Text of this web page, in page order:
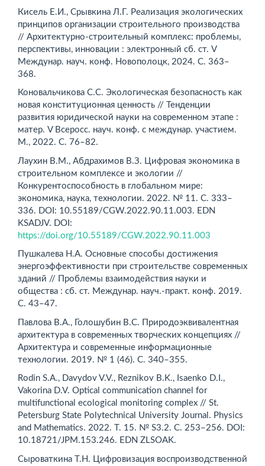
Кисель Е.И., Срывкина Л.Г. Реализация экологических
принципов организации строительного производства
// Архитектурно-строительный комплекс: проблемы,
перспективы, инновации : электронный сб. ст. V
Междунар. науч. конф. Новополоцк, 2024. С. 363–
368.
Коновальчикова С.С. Экологическая безопасность как
новая конституционная ценность // Тенденции
развития юридической науки на современном этапе :
матер. V Всеросс. науч. конф. с ­междунар. участием.
М., 2022. С. 76–82.
Лаухин В.М., Абдрахимов В.З. Цифровая экономика в
строительном комплексе и экологии //
Конкурентоспособность в глобальном мире:
экономика, наука, технологии. 2022. № 11. С. 333–
336. DOI: 10.55189/CGW.2022.90.11.003. EDN
KSADJV. DOI:
https://doi.org/10.55189/CGW.2022.90.11.003
Пушкалева Н.А. Основные способы достижения
энерго­эффективности при строительстве современных
зданий // Проблемы взаимодействия науки и
общества : сб. ст. Междунар. науч.-практ. конф. 2019.
С. 43–47.
Павлова В.А., Голошубин В.С. Природоэквивалентная
архитектура в современных творческих концепциях //
Архитектура и современные информационные
технологии. 2019. № 1 (46). С. 340–355.
Rodin S.A., Davydov V.V., Reznikov B.K., Isaenko D.I.,
Vako­rina D.V. Optical communication channel for
multifunctional ecological monitoring complex // St.
Petersburg State Polytechnical University Journal. Physics
and Mathematics. 2022. Т. 15. № S3.2. С. 253–256. DOI:
10.18721/JPM.153.246. EDN ZLSOAK.
Сыроваткина Т.Н. Цифровизация воспроизводственной